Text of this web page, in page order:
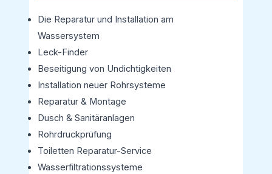
Die Reparatur und Installation am
Wassersystem
Leck-Finder
Beseitigung von Undichtigkeiten
Installation neuer Rohrsysteme
Reparatur & Montage
Dusch & Sanitäranlagen
Rohrdruckprüfung
Toiletten Reparatur-Service
Wasserfiltrationssysteme